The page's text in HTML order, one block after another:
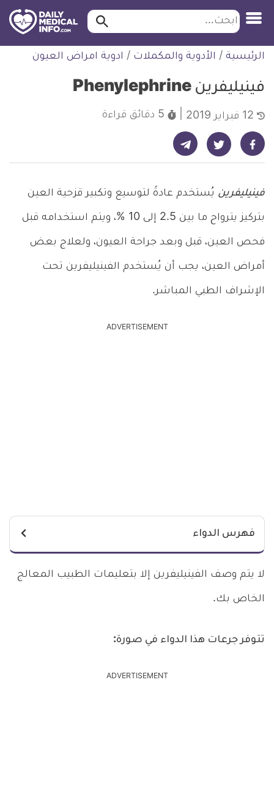
التخطي
للمحتوى
طبية
ابحث ابحث…
الرئيسية / الأدوية والمكملات / ادوية امراض العيون
فينيليفرين Phenylephrine
5 دقائق قراءة
شارك على فيسبوك - ديلي ميديكال انفو شارك على تويتر - ديلي ميديكال انفو شارك على تيليجرام - ديلي ميديكال انفو
فينيليفرين يُستخدم عادةً لتوسيع وتكبير قزحية العين
بتركيز يترواح ما بين 2.5 إلى 10 %، ويتم استخدامه قبل
فحص العين، قبل وبعد جراحة العيون، ولعلاج بعض
أمراض العين، يجب أن يُستخدم الفينيليفرين تحت
الإشراف الطبي المباشر.
ADVERTISEMENT
فهرس الدواء
لا يتم وصف الفينيليفرين إلا بتعليمات الطبيب المعالج
الخاص بك.
تتوفر جرعات هذا الدواء في صورة:
ADVERTISEMENT